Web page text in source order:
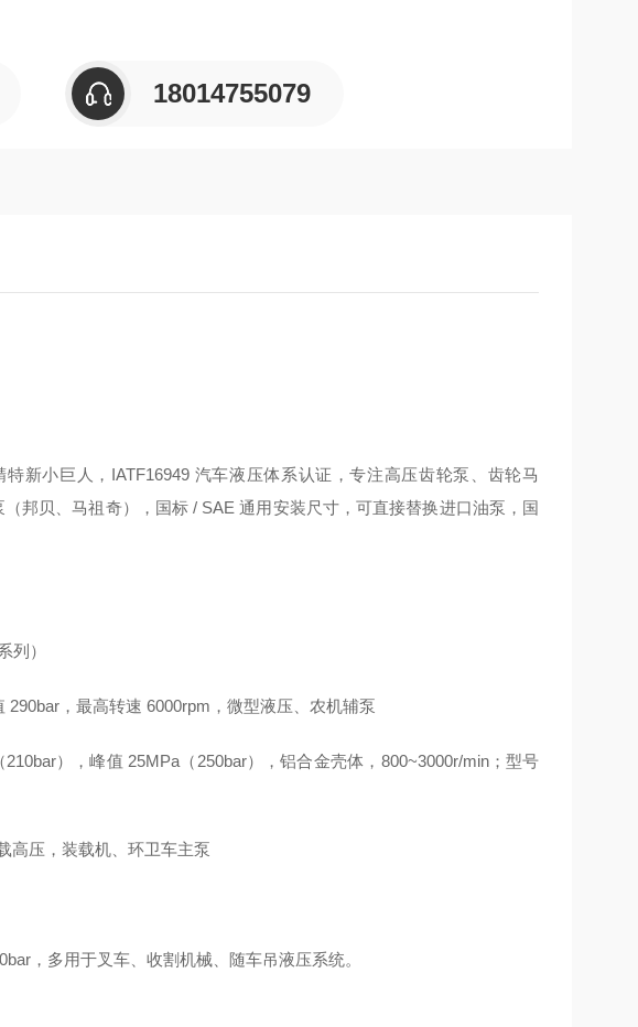
18014755079
新小巨人，IATF16949 汽车液压体系认证，专注高压齿轮泵、齿轮马
邦贝、马祖奇），国标 / SAE 通用安装尺寸，可直接替换进口油泵，国
列）
，最高转速 6000rpm，微型液压、农机辅泵
），峰值 25MPa（250bar），铝合金壳体，800~3000r/min；型号
高压，装载机、环卫车主泵
，多用于叉车、收割机械、随车吊液压系统。